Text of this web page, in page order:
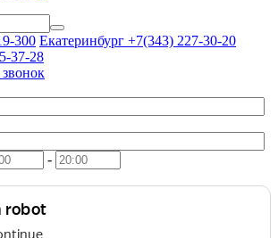
300 Екатеринбург +7(343) 227-30-20
37-28
-